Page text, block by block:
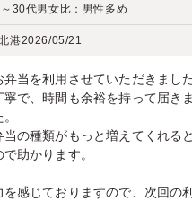
30代男女比： 男性多め
港2026/05/21
当を利用させていただきました
で、時間も余裕を持って届き
の種類がもっと増えてくれる
助かります。
を感じておりますので、次回の